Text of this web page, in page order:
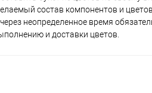
состав компонентов и
неопределенное время
и доставки цветов.